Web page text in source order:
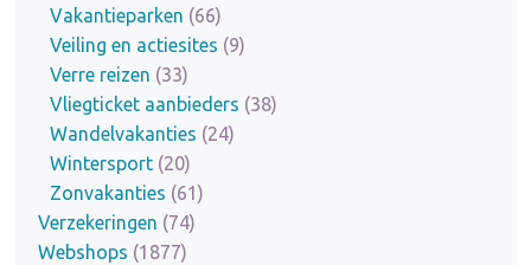
Vakantieparken (66)
Veiling en actiesites (9)
Verre reizen (33)
Vliegticket aanbieders (38)
Wandelvakanties (24)
Wintersport (20)
Zonvakanties (61)
Verzekeringen (74)
Webshops (1877)